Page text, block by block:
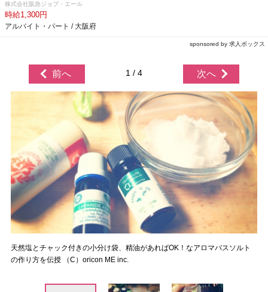
株式会社阪急ジョブ・エール
時給1,300円
アルバイト・パート / 大阪府
sponsored by 求人ボックス
前へ 1 / 4 次へ
天然塩とチャック付きの小分け袋、精油があればOK！なアロマバスソルト
の作り方を伝授 （C）oricon ME inc.